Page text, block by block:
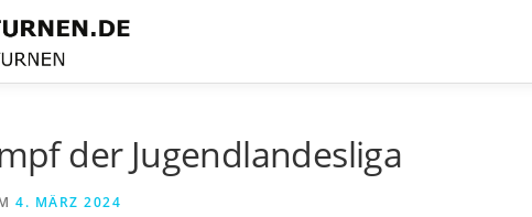
der Jugendlandesliga
4. MÄRZ 2024